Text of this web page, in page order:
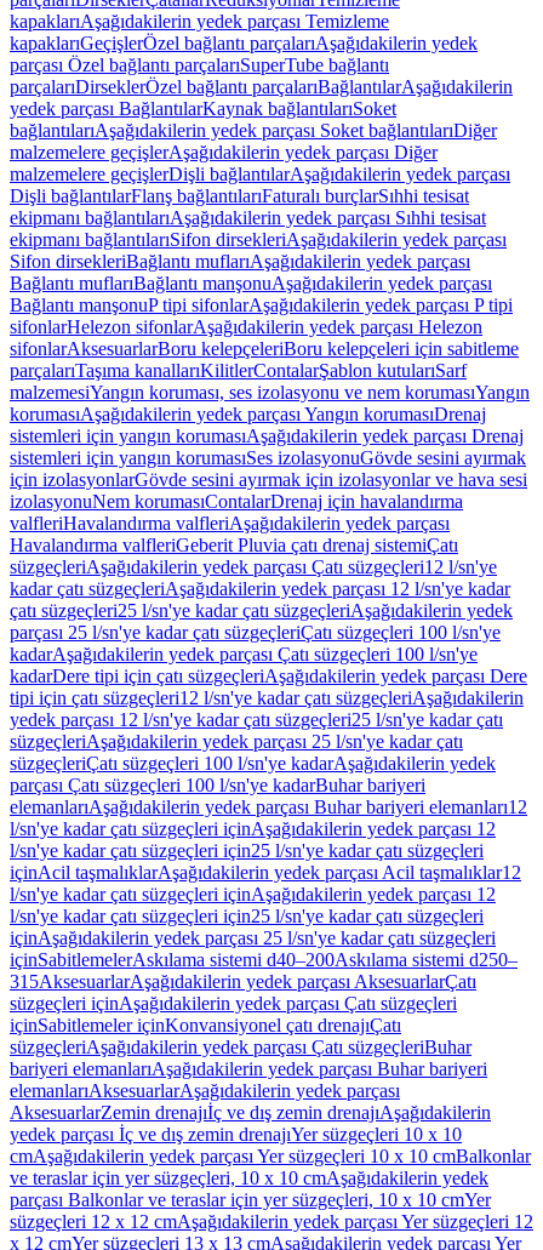
kapaklarıAşağıdakilerin yedek parçası Temizleme
kapaklarıGeçişlerÖzel bağlantı parçalarıAşağıdakilerin yedek
parçası Özel bağlantı parçalarıSuperTube bağlantı
parçalarıDirseklerÖzel bağlantı parçalarıBağlantılarAşağıdakilerin
yedek parçası BağlantılarKaynak bağlantılarıSoket
bağlantılarıAşağıdakilerin yedek parçası Soket bağlantılarıDiğer
malzemelere geçişlerAşağıdakilerin yedek parçası Diğer
malzemelere geçişlerDişli bağlantılarAşağıdakilerin yedek parçası
Dişli bağlantılarFlanş bağlantılarıFaturalı burçlarSıhhi tesisat
ekipmanı bağlantılarıAşağıdakilerin yedek parçası Sıhhi tesisat
ekipmanı bağlantılarıSifon dirsekleriAşağıdakilerin yedek parçası
Sifon dirsekleriBağlantı muflarıAşağıdakilerin yedek parçası
Bağlantı muflarıBağlantı manşonuAşağıdakilerin yedek parçası
Bağlantı manşonuP tipi sifonlarAşağıdakilerin yedek parçası P tipi
sifonlarHelezon sifonlarAşağıdakilerin yedek parçası Helezon
sifonlarAksesuarlarBoru kelepçeleriBoru kelepçeleri için sabitleme
parçalarıTaşıma kanallarıKilitlerContalarŞablon kutularıSarf
malzemesiYangın koruması, ses izolasyonu ve nem korumasıYangın
korumasıAşağıdakilerin yedek parçası Yangın korumasıDrenaj
sistemleri için yangın korumasıAşağıdakilerin yedek parçası Drenaj
sistemleri için yangın korumasıSes izolasyonuGövde sesini ayırmak
için izolasyonlarGövde sesini ayırmak için izolasyonlar ve hava sesi
izolasyonuNem korumasıContalarDrenaj için havalandırma
valfleriHavalandırma valfleriAşağıdakilerin yedek parçası
Havalandırma valfleriGeberit Pluvia çatı drenaj sistemiÇatı
süzgeçleriAşağıdakilerin yedek parçası Çatı süzgeçleri12 l/sn'ye
kadar çatı süzgeçleriAşağıdakilerin yedek parçası 12 l/sn'ye kadar
çatı süzgeçleri25 l/sn'ye kadar çatı süzgeçleriAşağıdakilerin yedek
parçası 25 l/sn'ye kadar çatı süzgeçleriÇatı süzgeçleri 100 l/sn'ye
kadarAşağıdakilerin yedek parçası Çatı süzgeçleri 100 l/sn'ye
kadarDere tipi için çatı süzgeçleriAşağıdakilerin yedek parçası Dere
tipi için çatı süzgeçleri12 l/sn'ye kadar çatı süzgeçleriAşağıdakilerin
yedek parçası 12 l/sn'ye kadar çatı süzgeçleri25 l/sn'ye kadar çatı
süzgeçleriAşağıdakilerin yedek parçası 25 l/sn'ye kadar çatı
süzgeçleriÇatı süzgeçleri 100 l/sn'ye kadarAşağıdakilerin yedek
parçası Çatı süzgeçleri 100 l/sn'ye kadarBuhar bariyeri
elemanlarıAşağıdakilerin yedek parçası Buhar bariyeri elemanları12
l/sn'ye kadar çatı süzgeçleri içinAşağıdakilerin yedek parçası 12
l/sn'ye kadar çatı süzgeçleri için25 l/sn'ye kadar çatı süzgeçleri
içinAcil taşmalıklarAşağıdakilerin yedek parçası Acil taşmalıklar12
l/sn'ye kadar çatı süzgeçleri içinAşağıdakilerin yedek parçası 12
l/sn'ye kadar çatı süzgeçleri için25 l/sn'ye kadar çatı süzgeçleri
içinAşağıdakilerin yedek parçası 25 l/sn'ye kadar çatı süzgeçleri
içinSabitlemelerAskılama sistemi d40–200Askılama sistemi d250–
315AksesuarlarAşağıdakilerin yedek parçası AksesuarlarÇatı
süzgeçleri içinAşağıdakilerin yedek parçası Çatı süzgeçleri
içinSabitlemeler içinKonvansiyonel çatı drenajıÇatı
süzgeçleriAşağıdakilerin yedek parçası Çatı süzgeçleriBuhar
bariyeri elemanlarıAşağıdakilerin yedek parçası Buhar bariyeri
elemanlarıAksesuarlarAşağıdakilerin yedek parçası
AksesuarlarZemin drenajıİç ve dış zemin drenajıAşağıdakilerin
yedek parçası İç ve dış zemin drenajıYer süzgeçleri 10 x 10
cmAşağıdakilerin yedek parçası Yer süzgeçleri 10 x 10 cmBalkonlar
ve teraslar için yer süzgeçleri, 10 x 10 cmAşağıdakilerin yedek
parçası Balkonlar ve teraslar için yer süzgeçleri, 10 x 10 cmYer
süzgeçleri 12 x 12 cmAşağıdakilerin yedek parçası Yer süzgeçleri 12
x 12 cmYer süzgeçleri 13 x 13 cmAşağıdakilerin yedek parçası Yer